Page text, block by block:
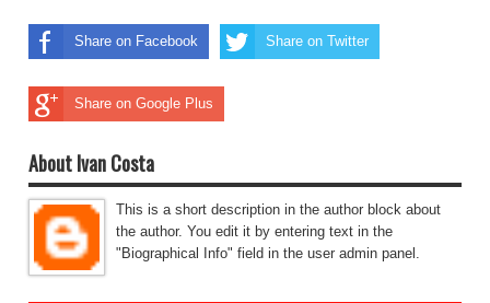
Share on Facebook Share on Twitter
Share on Google Plus
About Ivan Costa
This is a short description in the author block about
the author. You edit it by entering text in the
"Biographical Info" field in the user admin panel.